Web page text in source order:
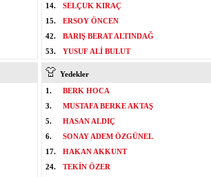
14.
SELÇUK KIRAÇ
15.
ERSOY ÖNCEN
42.
BARIŞ BERAT ALTINDAĞ
53.
YUSUF ALİ BULUT
Yedekler
1.
BERK HOCA
3.
MUSTAFA BERKE AKTAŞ
5.
HASAN ALDIÇ
6.
SONAY ADEM ÖZGÜNEL
17.
HAKAN AKKUNT
24.
TEKİN ÖZER